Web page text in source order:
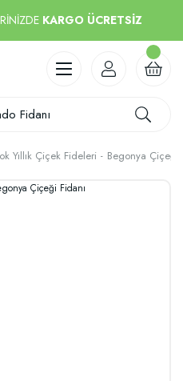
KARGO ÜCRETSİZ
Yıllık Çiçek Fideleri Begonya Çiçeği